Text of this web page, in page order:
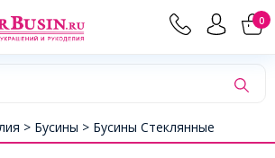
0
> Бусины > Бусины Стеклянные